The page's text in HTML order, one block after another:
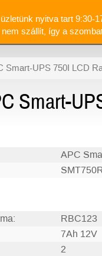
nyitva tart 9:30-
szállít, így a
Smart-UPS 750I LCD
Smart-
APC
RBC123
7Ah 12V
2